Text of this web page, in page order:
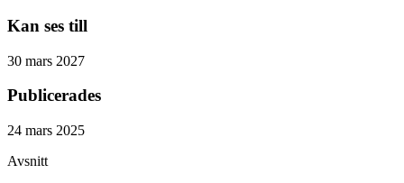
Kan ses till
30 mars 2027
Publicerades
24 mars 2025
Avsnitt